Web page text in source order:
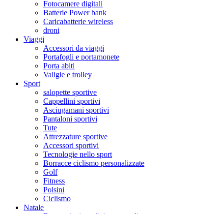
Fotocamere digitali
Batterie Power bank
Caricabatterie wireless
droni
Viaggi
Accessori da viaggi
Portafogli e portamonete
Porta abiti
Valigie e trolley
Sport
salopette sportive
Cappellini sportivi
Asciugamani sportivi
Pantaloni sportivi
Tute
Attrezzature sportive
Accessori sportivi
Tecnologie nello sport
Borracce ciclismo personalizzate
Golf
Fitness
Polsini
Ciclismo
Natale